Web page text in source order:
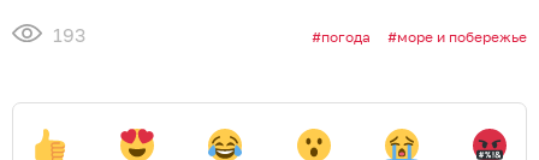
193 погода море и побережье